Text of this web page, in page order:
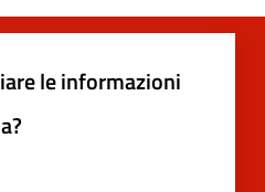
le informazioni